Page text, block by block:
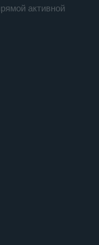
активной